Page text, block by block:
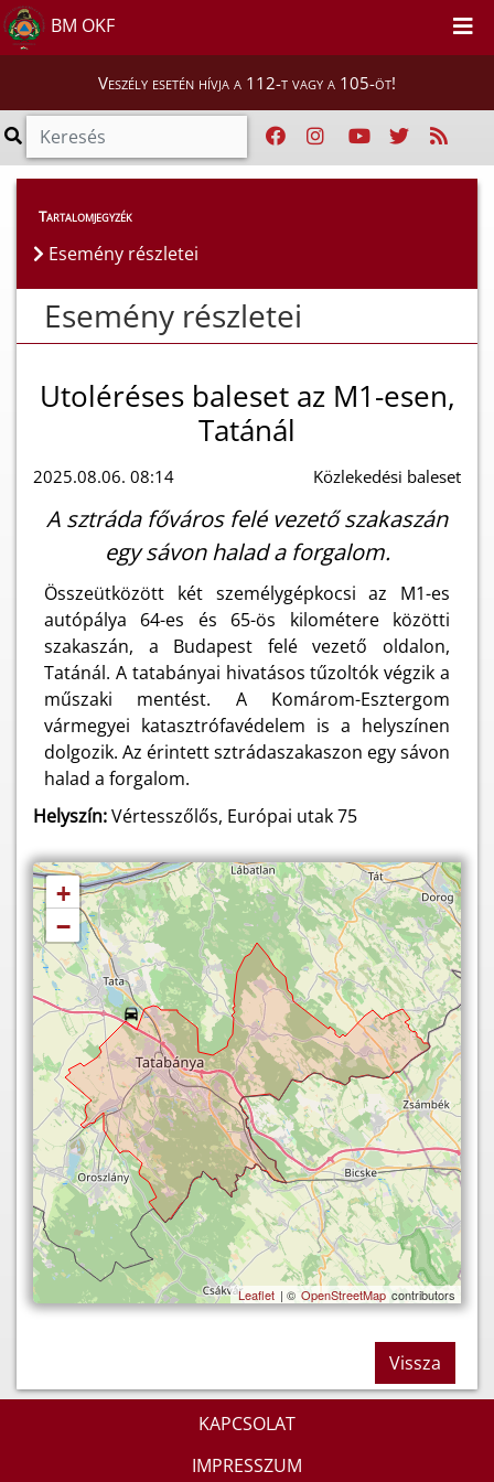
BM OKF
Veszély esetén hívja a 112-t vagy a 105-öt!
Esemény részletei
Tartalomjegyzék
Esemény részletei
Esemény részletei
Utoléréses baleset az M1-esen,
Tatánál
2025.08.06. 08:14 Közlekedési baleset
A sztráda főváros felé vezető szakaszán
egy sávon halad a forgalom.
Összeütközött két személygépkocsi az M1-es
autópálya 64-es és 65-ös kilométere közötti
szakaszán, a Budapest felé vezető oldalon,
Tatánál. A tatabányai hivatásos tűzoltók végzik a
műszaki mentést. A Komárom-Esztergom
vármegyei katasztrófavédelem is a helyszínen
dolgozik. Az érintett sztrádaszakaszon egy sávon
halad a forgalom.
Helyszín:Vértesszőlős, Európai utak 75
+
−
Leaflet | © OpenStreetMap contributors
Vissza
KAPCSOLAT
IMPRESSZUM